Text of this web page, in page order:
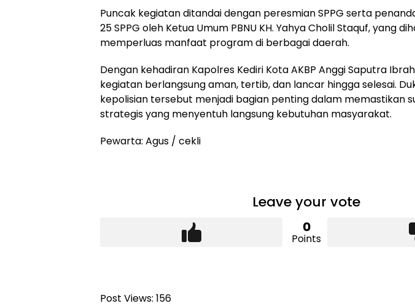
Puncak kegiatan ditandai dengan peresmian SPPG serta
25 SPPG oleh Ketua Umum PBNU KH. Yahya Cholil Staquf, yang
memperluas manfaat program di berbagai daerah.
Dengan kehadiran Kapolres Kediri Kota AKBP Anggi Saputra
kegiatan berlangsung aman, tertib, dan lancar hingga selesai.
kepolisian tersebut menjadi bagian penting dalam memastikan
strategis yang menyentuh langsung kebutuhan masyarakat.
Pewarta: Agus / cekli
Leave your vote
0
Points
Post Views: 156